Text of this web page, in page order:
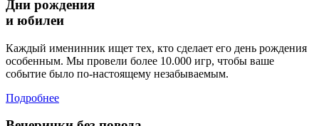
Дни рождения
и юбилеи
Каждый именинник ищет тех, кто сделает его день рождения
особенным. Мы провели более 10.000 игр, чтобы ваше
событие было по-настоящему незабываемым.
Подробнее